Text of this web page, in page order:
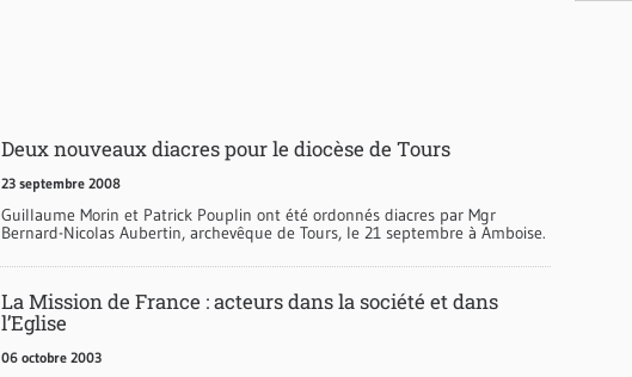
Deux nouveaux diacres pour le diocèse de Tours
23 septembre 2008
Guillaume Morin et Patrick Pouplin ont été ordonnés diacres par Mgr
Bernard-Nicolas Aubertin, archevêque de Tours, le 21 septembre à Amboise.
La Mission de France : acteurs dans la société et dans
l’Eglise
06 octobre 2003